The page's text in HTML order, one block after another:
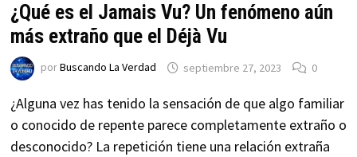
¿Qué es el Jamais Vu? Un fenómeno aún
más extraño que el Déjà Vu
porBuscando La Verdad septiembre 27, 2023 0
¿Alguna vez has tenido la sensación de que algo familiar
o conocido de repente parece completamente extraño o
desconocido? La repetición tiene una relación extraña